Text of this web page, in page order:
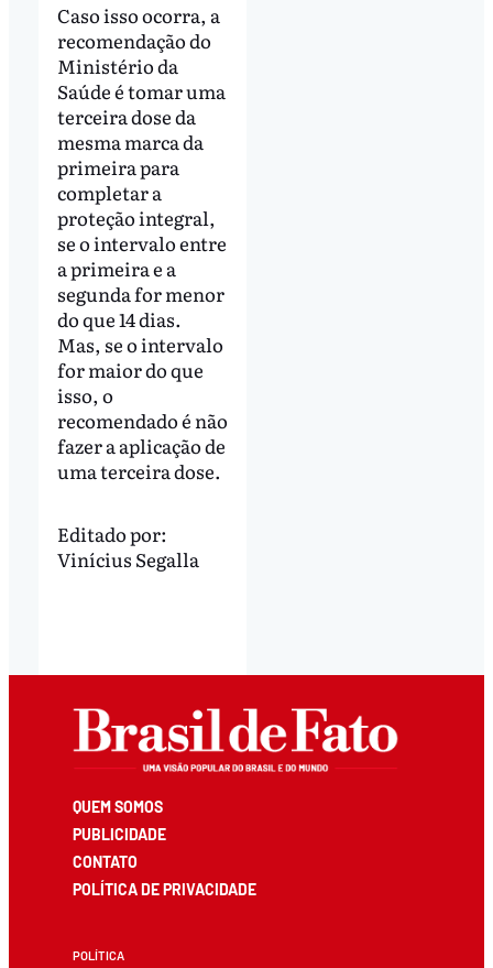
Caso isso ocorra, a
recomendação do
Ministério da
Saúde é tomar uma
terceira dose da
mesma marca da
primeira para
completar a
proteção integral,
se o intervalo entre
a primeira e a
segunda for menor
do que 14 dias.
Mas, se o intervalo
for maior do que
isso, o
recomendado é não
fazer a aplicação de
uma terceira dose.
Editado por:
Vinícius Segalla
QUEM SOMOS
PUBLICIDADE
CONTATO
POLÍTICA DE PRIVACIDADE
POLÍTICA